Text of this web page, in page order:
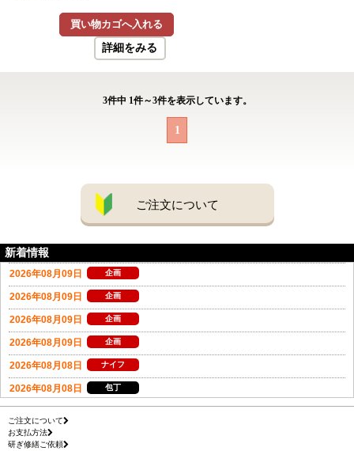
買い物カゴへ入れる
詳細をみる
3件中 1件～3件を表示しています。
1
ご注文について
新着情報
ご注文について
お支払方法
研ぎ修繕ご依頼